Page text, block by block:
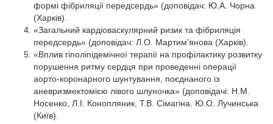
формі фібриляції передсердь» (доповідач: Ю.А. Чорна
(Харків).
«Загальний кардіоваскулярний ризик та фібриляція
передсердь» (доповідач: Л.О. Мартим’янова (Харків).
«Вплив гіполіпідемічної терапії на профілактику розвитку
порушення ритму сердця при проведенні операції
аорто-коронарного шунтування, поєднаного із
аневризмектомією лівого шлуночка» (доповідачі: Н.М.
Носенко, Л.І. Конопляник, Т.В. Сімагіна. Ю.О. Лучинська
(Київ).